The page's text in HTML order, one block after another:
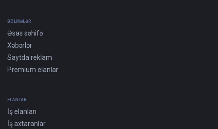
BÖLMƏLƏR
Əsas səhifə
Xəbərlər
Saytda reklam
Premium elanlar
ELANLAR
İş elanları
İş axtaranlar